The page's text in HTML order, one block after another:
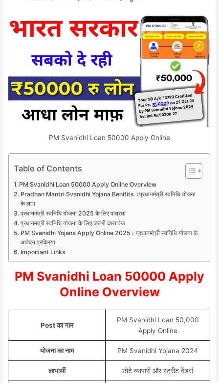
PM Svanidhi Loan 50000 Apply Online
Table of Contents
PM Svanidhi Loan 50000 Apply Online Overview
Pradhan Mantri Svanidhi Yojana Benifits ।प्रधानमंत्री स्वनिधि योजना
के लाभ
प्रधानमंत्री स्वनिधि योजना 2025 के लिए पात्रता
प्रधानमंत्री स्वनिधि योजना के लिए जरूरी दस्तावेज
PM Svanidhi Yojana Apply Online 2025। प्रधानमंत्री स्वनिधि योजना के
आवेदन प्रक्रिया
Important Links
PM Svanidhi Loan 50000 Apply
Online Overview
Post का नाम
PM Svanidhi Loan 50,000
Apply Online
योजना का नाम PM Svanidhi Yojana 2024
लाभार्थी छोटे व्यापारी और स्ट्रीट वेंडर्स